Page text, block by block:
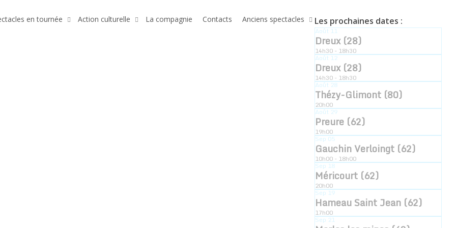
en tournée Action culturelle La compagnie Contacts Anciens spectacles Les prochaines dates :
Août11
Dreux (28)
14h30 - 18h30
Août12
Dreux (28)
14h30 - 18h30
Août28
Thézy-Glimont (80)
20h00
Août29
Preure (62)
19h00
Sep05
Gauchin Verloingt (62)
10h00 - 18h00
Sep18
Méricourt (62)
20h00
Sep19
Hameau Saint Jean (62)
17h00
Sep21